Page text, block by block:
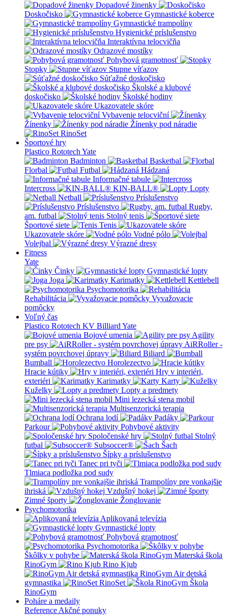
Dopadové žinenky
Doskočisko
Gymnastické koberce
Gymnastické trampolíny
Hygienické príslušenstvo
Interaktívna telocvičňa
Odrazové mostíky
Pohybová gramotnosť
Stopky
Stupne víťazov
Súťažné doskočisko
Školské a klubové
doskočisko
Školské hodiny
Ukazovatele skóre
Vybavenie telocviční
Žínenky
Žínenky pod náradie
RinoSet
Športové hry
Plastico Rototech Yate
Badminton
Basketbal
Florbal
Futbal
Hádzaná
Informačné tabule
Intercross
KIN-BALL®
Lopty
Netball
Príslušenstvo
Príslušenstvo
Rugby,
am. futbal
Stolný tenis
Športové siete
Tenis
Ukazovatele skóre
Vodné pólo
Volejbal
Výrazné dresy
Fitness
Yate
Činky
Gymnastické lopty
Joga
Karimatky
Kettlebell
Psychomotorika
Rehabilitácia
Vyvažovacie
pomôcky
Voľný čas
Plastico Rototech KV Billiard Yate
Bojové umenia
Agility
pre psy
AiRRoller -
systém povrchovej úpravy
Biliard
Bumball
Horolezectvo
Hracie kútiky
Hry v interiéri,
exteriéri
Karimatky
Karty
Kuželky
Lopty a predmety
Mini lezecká stena mobil
Multisenzorická terapia
Ochrana lodí
Padáky
Parkour
Pohybové aktivity
Spoločenské hry
Stolný
futbal
Subsoccer®
Šach
Šípky a príslušenstvo
Tanec pri tyči
Tlmiaca podložka pod sudy
Trampolíny pre vonkajšie
ihriská
Vzdušný hokej
Zimné športy
Žonglovanie
Psychomotorika
Aplikovaná televízia
Gymnastické lopty
Pohybová gramotnosť
Psychomotorika
Škôlky v pohybe
Materská škola
RinoGym
Rino Kjub
RinoGym Air detská
gymnastika
RinoSet
Škola
RinoGym
Poháre a medaily
Reference Akčné ponuky